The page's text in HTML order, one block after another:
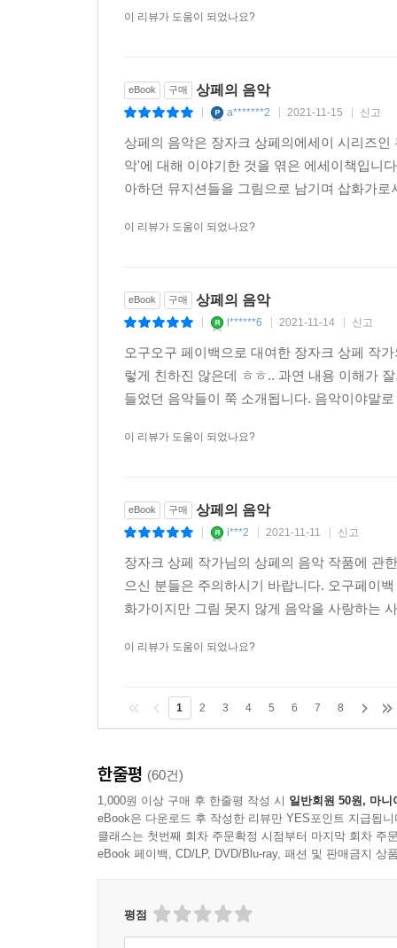
이 리뷰가 도움이 되었나요?
eBook 구매 상페의 음악
a*******2 2021-11-15 신고
상페의 음악은 장자크 상페의에세이 시리즈
악'에 대해 이야기한 것을 엮은 에세이책입니
아하던 뮤지션들을 그림으로 남기며 삽화가
이 리뷰가 도움이 되었나요?
eBook 구매 상페의 음악
l******6 2021-11-14 신고
오구오구 페이백으로 대여한 장자크 상페 작
렇게 친하진 않은데 ㅎㅎ.. 과연 내용 이해가
들었던 음악들이 쭉 소개됩니다. 음악이야말
이 리뷰가 도움이 되었나요?
eBook 구매 상페의 음악
i***2 2021-11-11 신고
장자크 상페 작가님의 상페의 음악 작품에 관
으신 분들은 주의하시기 바랍니다. 오구페이
화가이지만 그림 못지 않게 음악을 사랑하는
이 리뷰가 도움이 되었나요?
1 2 3 4 5 6 7 8
한줄평 (60건)
1,000원 이상 구매 후 한줄평 작성 시 일반회원 50원, 마니
eBook은 다운로드 후 작성한 리뷰만 YES포인트 지급됩니
클래스는 첫번째 회차 주문확정 시점부터 마지막 회차 주
eBook 페이백, CD/LP, DVD/Blu-ray, 패션 및 판매금지 상
평점